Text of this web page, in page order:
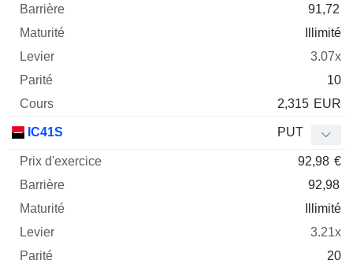
91,72
Illimité
3.07x
10
2,315 EUR
IC41S PUT
92,98 €
92,98
Illimité
3.21x
20